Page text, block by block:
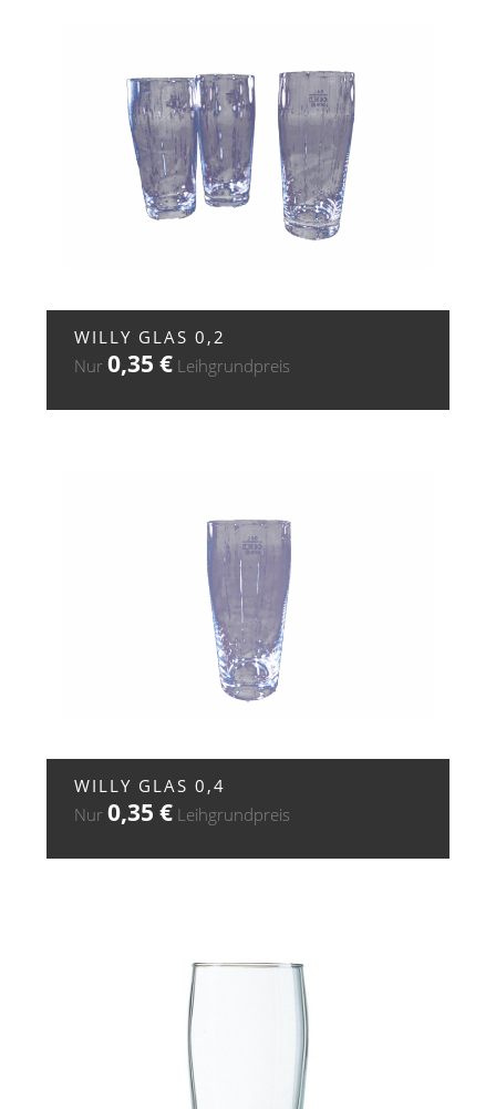
WILLY GLAS 0,2
Nur0,35€ Leihgrundpreis
WILLY GLAS 0,4
Nur0,35€ Leihgrundpreis